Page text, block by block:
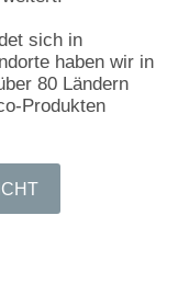
sich in
haben wir in
80 Ländern
Produkten